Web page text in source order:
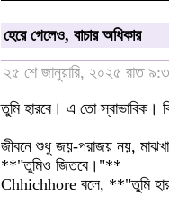
হেরে গেলেও, বাচার অধিকার
২৫ শে জানুয়ারি, ২০২৫ রাত
তুমি হারবে। এ তো স্বাভাবিক।
জীবনে শুধু জয়-পরাজয় নয়,
**"তুমিও জিতবে।"**
Chhichhore বলে, **"তুমি